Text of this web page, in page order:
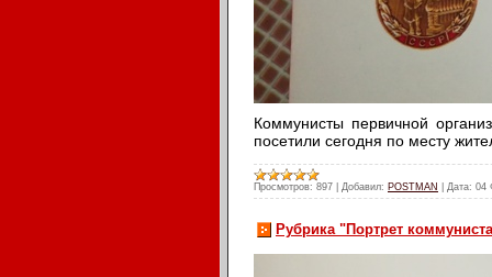
Коммунисты первичной
посетили сегодня по месту
Просмотров: 897 Добавил: POSTMAN Дата: 04
Рубрика "Портрет